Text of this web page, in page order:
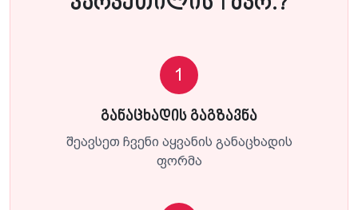
1
განაცხადის გაგზავნა
შეავსეთ ჩვენი აყვანის განაცხადის
ფორმა